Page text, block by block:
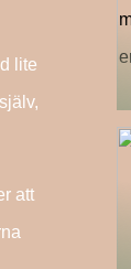
lite
att